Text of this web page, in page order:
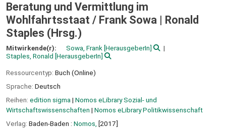
Beratung und Vermittlung im
Wohlfahrtsstaat / Frank Sowa | Ronald
Staples (Hrsg.)
Mitwirkende(r): Sowa, Frank [HerausgeberIn]
Staples, Ronald [HerausgeberIn]
Ressourcentyp: Buch (Online)
Sprache: Deutsch
Reihen: edition sigma | Nomos eLibrary Sozial- und
Wirtschaftswissenschaften | Nomos eLibrary Politikwissenschaft
Verlag: Baden-Baden : Nomos, [2017]